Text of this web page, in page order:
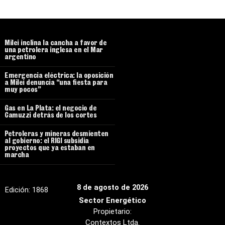
8 de agosto de 2026
Edición: 1868
Sector Energético
Propietario:
Contextos Ltda.
Milei inclina la cancha a favor de
una petrolera inglesa en el Mar
argentino
Emergencia eléctrica: la oposición
a Milei denuncia “una fiesta para
muy pocos”
Gas en La Plata: el negocio de
Camuzzi detrás de los cortes
Petroleras y mineras desmienten
al gobierno: el RIGI subsidia
proyectos que ya estaban en
marcha